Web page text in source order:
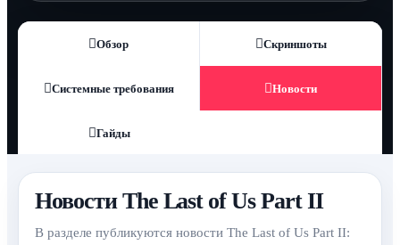
Обзор Скриншоты
Системные требования Новости
Гайды
Новости The Last of Us Part II
В разделе публикуются новости The Last of Us Part II: